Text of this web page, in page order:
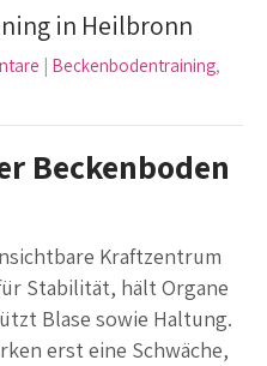
in Heilbronn
| Beckenbodentraining,
Beckenboden
Kraftzentrum
Stabilität, hält Organe
Blase sowie Haltung.
erst eine Schwäche,